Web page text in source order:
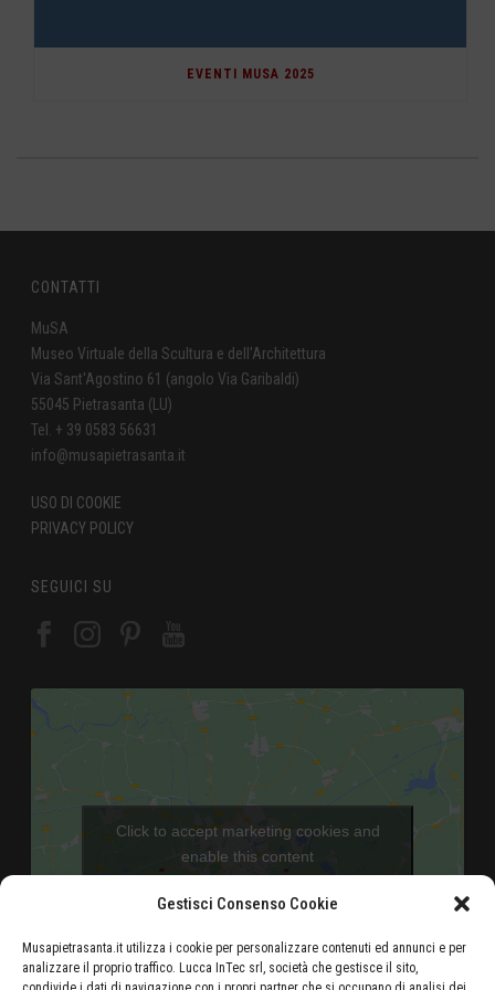
Gestisci Consenso Cookie
Musapietrasanta.it utilizza i cookie per personalizzare contenuti ed annunci e per
analizzare il proprio traffico. Lucca InTec srl, società che gestisce il sito,
EVENTI MUSA 2025
CONTATTI
MuSA
Museo Virtuale della Scultura e dell'Architettura
Via Sant'Agostino 61 (angolo Via Garibaldi)
55045 Pietrasanta (LU)
Tel. + 39 0583 56631
info@musapietrasanta.it
USO DI COOKIE
PRIVACY POLICY
SEGUICI SU
Click to accept marketing cookies and
enable this content